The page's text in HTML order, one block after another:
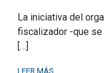
La iniciativa del
fiscalizador -que
[…]
LEER MÁS